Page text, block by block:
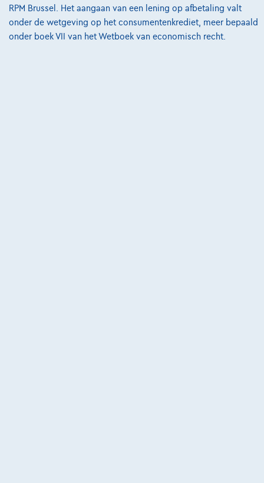
RPM Brussel. Het aangaan van een lening op afbetaling valt
onder de wetgeving op het consumentenkrediet, meer bepaald
onder boek VII van het Wetboek van economisch recht.